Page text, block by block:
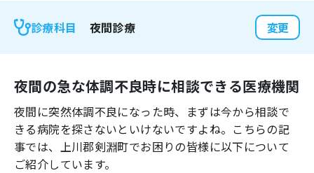
よくあるご質問
診療科目 夜間診療 変更
夜間の急な体調不良時に相談できる医療機関
夜間に突然体調不良になった時、まずは今から相談で
きる病院を探さないといけないですよね。こちらの記
事では、 上川郡剣淵町でお困りの皆様に以下について
ご紹介しています。